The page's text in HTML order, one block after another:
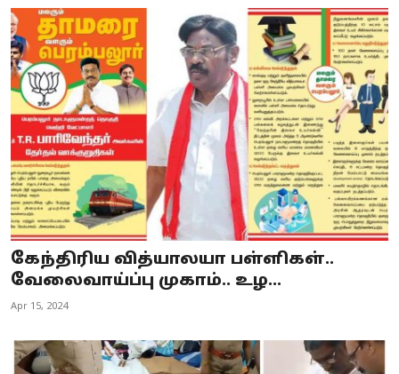
Special Story
Business
Crime
Tamilnadu
National
World
Astrology
Spirituality
Weather
கேந்திரிய வித்யாலயா பள்ளிகள்..
வேலைவாய்ப்பு முகாம்.. உழ...
Apr 15, 2024